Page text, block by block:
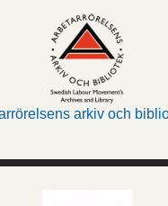
arkiv och